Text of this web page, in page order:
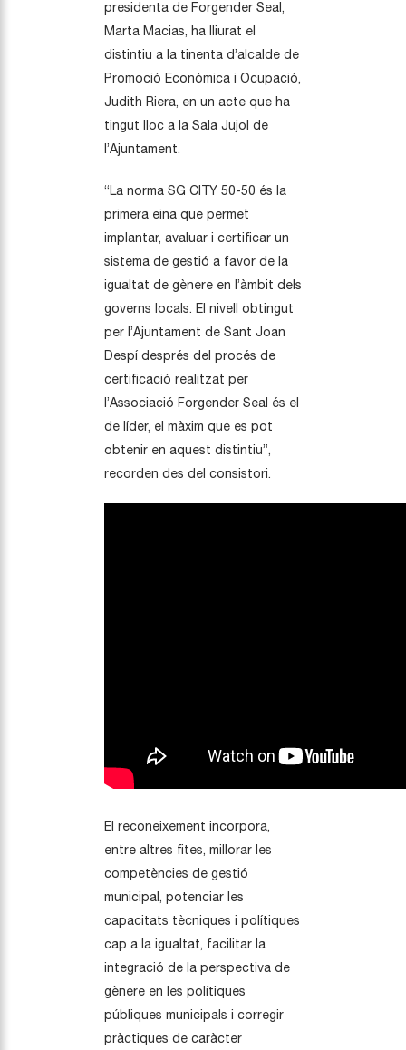
presidenta de Forgender Seal,
Marta Macias, ha lliurat el
distintiu a la tinenta d’alcalde de
Promoció Econòmica i Ocupació,
Judith Riera, en un acte que ha
tingut lloc a la Sala Jujol de
l’Ajuntament.
“La norma SG CITY 50-50 és la
primera eina que permet
implantar, avaluar i certificar un
sistema de gestió a favor de la
igualtat de gènere en l’àmbit dels
governs locals. El nivell obtingut
per l’Ajuntament de Sant Joan
Despí després del procés de
certificació realitzat per
l’Associació Forgender Seal és el
de líder, el màxim que es pot
obtenir en aquest distintiu”,
recorden des del consistori.
El reconeixement incorpora,
entre altres fites, millorar les
competències de gestió
municipal, potenciar les
capacitats tècniques i polítiques
cap a la igualtat, facilitar la
integració de la perspectiva de
gènere en les polítiques
públiques municipals i corregir
pràctiques de caràcter